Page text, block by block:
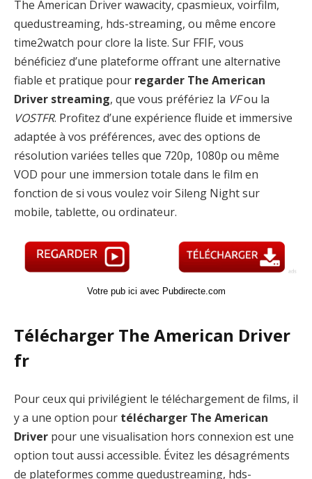
The American Driver wawacity, cpasmieux, voirfilm,
quedustreaming, hds-streaming, ou même encore
time2watch pour clore la liste. Sur FFIF, vous
bénéficiez d’une plateforme offrant une alternative
fiable et pratique pour regarder The American
Driver streaming, que vous préfériez la VFou la
VOSTFR. Profitez d’une expérience fluide et immersive
adaptée à vos préférences, avec des options de
résolution variées telles que 720p, 1080p ou même
VOD pour une immersion totale dans le film en
fonction de si vous voulez voir Sileng Night sur
mobile, tablette, ou ordinateur.
Votre pub ici avec Pubdirecte.com
Télécharger The American Driver
fr
Pour ceux qui privilégient le téléchargement de films, il
y a une option pour télécharger The American
Driver pour une visualisation hors connexion est une
option tout aussi accessible. Évitez les désagréments
de plateformes comme quedustreaming, hds-